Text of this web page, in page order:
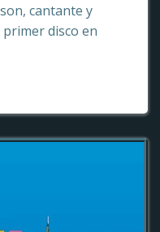
cantante y
disco en